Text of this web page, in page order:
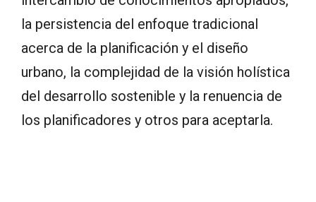
la persistencia del enfoque tradicional
acerca de la planificación y el diseño
urbano, la complejidad de la visión holística
del desarrollo sostenible y la renuencia de
los planificadores y otros para aceptarla.